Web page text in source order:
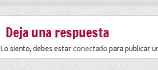
Deja una respuesta
Lo siento, debes estar conectado para publicar